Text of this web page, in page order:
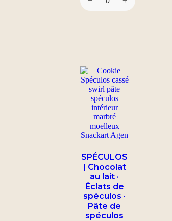
SPÉCULOS
| Chocolat
au lait ·
Éclats de
spéculos ·
Pâte de
spéculos